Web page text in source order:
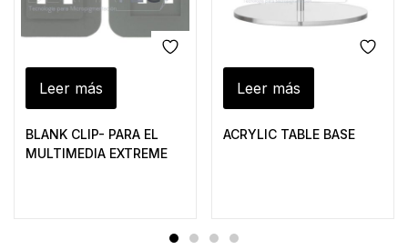
Leer más
BLANK CLIP- PARA EL
MULTIMEDIA EXTREME
Leer más
ACRYLIC TABLE BASE